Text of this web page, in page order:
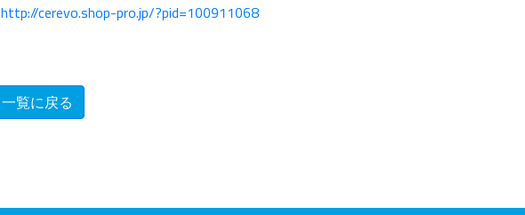
http://cerevo.shop-pro.jp/?pid=100911068
一覧に戻る